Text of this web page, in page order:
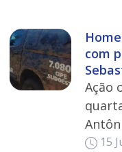
com
Ação
15